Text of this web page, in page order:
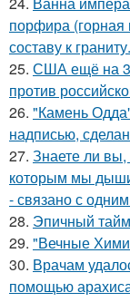
порфира (горная
составу к граниту.
25. США ещё на
против
26. "Камень
надписью,
27. Знаете ли вы,
которым мы
- связано с
28. Эпичный
29. "Вечные
30. Врачам
помощью